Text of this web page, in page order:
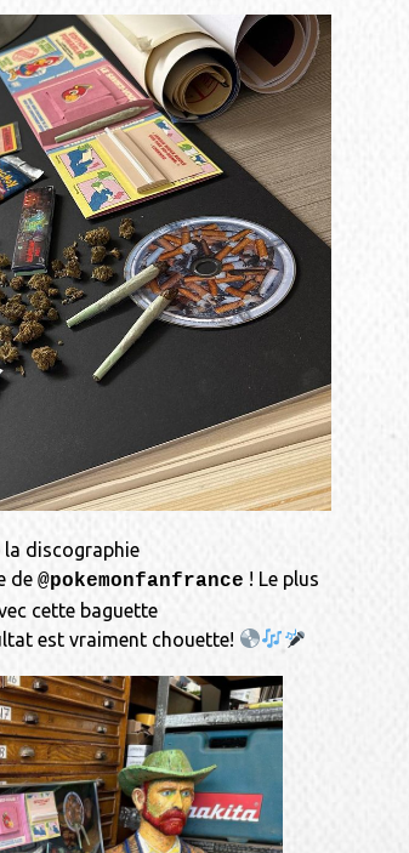
la discographie
de @pokemonfanfrance ! Le plus
cette baguette
est vraiment chouette!